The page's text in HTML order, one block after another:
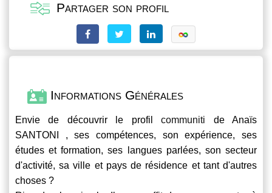
Partager son profil
Informations Générales
Envie de découvrir le profilcommuniti de Anaïs
SANTONI , ses compétences, son expérience, ses
études et formation, ses langues parlées, son secteur
d'activité, sa ville et pays de résidence et tant d'autres
choses ?